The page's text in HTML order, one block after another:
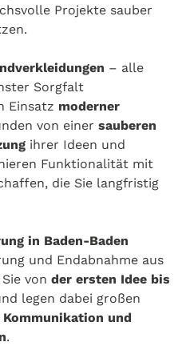
Projekte sauber
– alle
Sorgfalt
Einsatz moderner
von einer sauberen
ihrer Ideen und
Funktionalität mit
die Sie langfristig
in Baden-Baden
und Endabnahme aus
von der ersten Idee bis
legen dabei großen
und
.